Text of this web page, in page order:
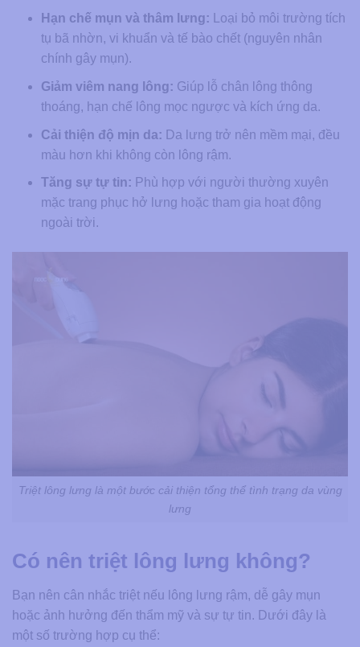
Hạn chế mụn và thâm lưng: Loại bỏ môi trường tích
tụ bã nhờn, vi khuẩn và tế bào chết (nguyên nhân
chính gây mụn).
Giảm viêm nang lông: Giúp lỗ chân lông thông
thoáng, hạn chế lông mọc ngược và kích ứng da.
Cải thiện độ mịn da: Da lưng trở nên mềm mại, đều
màu hơn khi không còn lông rậm.
Tăng sự tự tin: Phù hợp với người thường xuyên
mặc trang phục hở lưng hoặc tham gia hoạt động
ngoài trời.
Triệt lông lưng là một bước cải thiện tổng thể tình trạng da vùng
lưng
Có nên triệt lông lưng không?
Bạn nên cân nhắc triệt nếu lông lưng rậm, dễ gây mụn
hoặc ảnh hưởng đến thẩm mỹ và sự tự tin. Dưới đây là
một số trường hợp cụ thể: